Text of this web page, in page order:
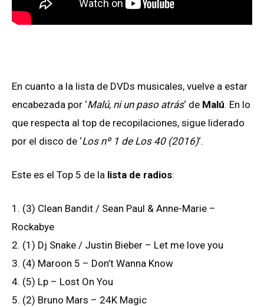
En cuanto a la lista de DVDs musicales, vuelve a estar
encabezada por ‘Malú, ni un paso atrás‘ de Malú. En lo
que respecta al top de recopilaciones, sigue liderado
por el disco de ‘Los nº 1 de Los 40 (2016)‘.
Este es el Top 5 de la lista de radios:
1. (3) Clean Bandit / Sean Paul & Anne-Marie –
Rockabye
2. (1) Dj Snake / Justin Bieber – Let me love you
3. (4) Maroon 5 – Don’t Wanna Know
4. (5) Lp – Lost On You
5. (2) Bruno Mars – 24K Magic